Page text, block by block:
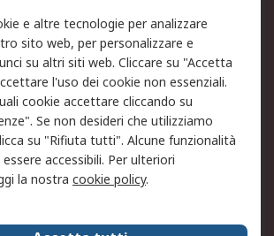
Informativa Privacy -
Aggiornata
Termini d'uso
Condizioni generali di
servizio
Contattaci
e altre tecnologie per analizzare
sito web, per personalizzare e
su altri siti web. Cliccare su "Accetta
l'uso dei cookie non essenziali.
cookie accettare cliccando su
Se non desideri che utilizziamo
su "Rifiuta tutti". Alcune funzionalità
accessibili. Per ulteriori
la nostra cookie policy.